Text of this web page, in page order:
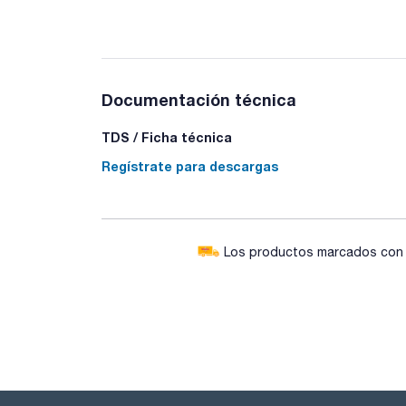
Documentación técnica
TDS / Ficha técnica
Regístrate para descargas
Los productos marcados con